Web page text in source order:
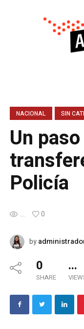
NACIONAL SIN
Un
Policía
... 0
by
0
SHARE
...